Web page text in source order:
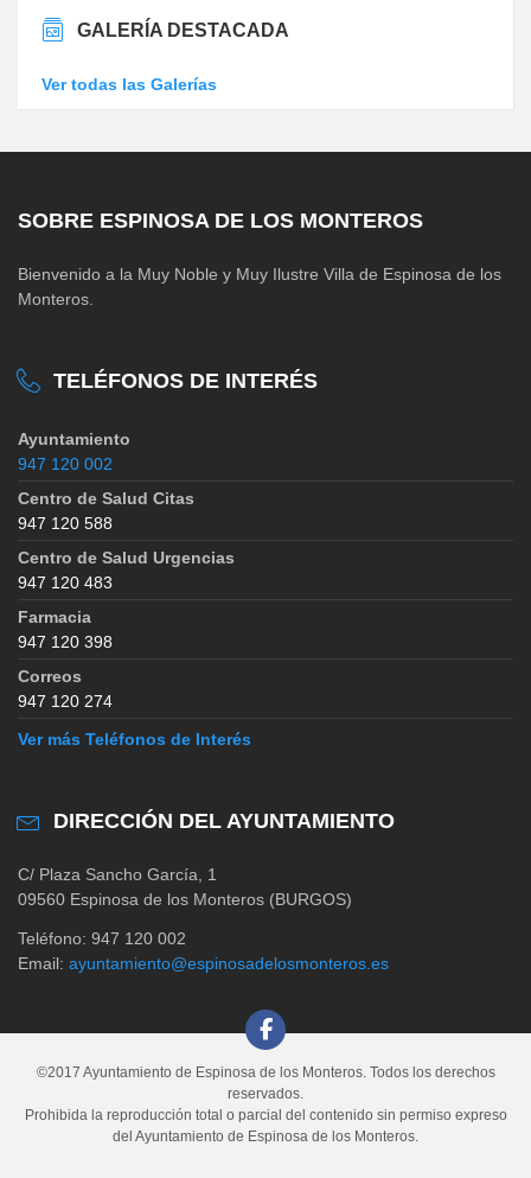
GALERÍA DESTACADA
Ver todas las Galerías
SOBRE ESPINOSA DE LOS MONTEROS
Bienvenido a la Muy Noble y Muy Ilustre Villa de Espinosa de los
Monteros.
TELÉFONOS DE INTERÉS
Ayuntamiento
947 120 002
Centro de Salud Citas
947 120 588
Centro de Salud Urgencias
947 120 483
Farmacia
947 120 398
Correos
947 120 274
Ver más Teléfonos de Interés
DIRECCIÓN DEL AYUNTAMIENTO
C/ Plaza Sancho García, 1
09560 Espinosa de los Monteros (BURGOS)
Teléfono: 947 120 002
Email: ayuntamiento@espinosadelosmonteros.es
©2017 Ayuntamiento de Espinosa de los Monteros. Todos los derechos
reservados.
Prohibida la reproducción total o parcial del contenido sin permiso expreso
del Ayuntamiento de Espinosa de los Monteros.